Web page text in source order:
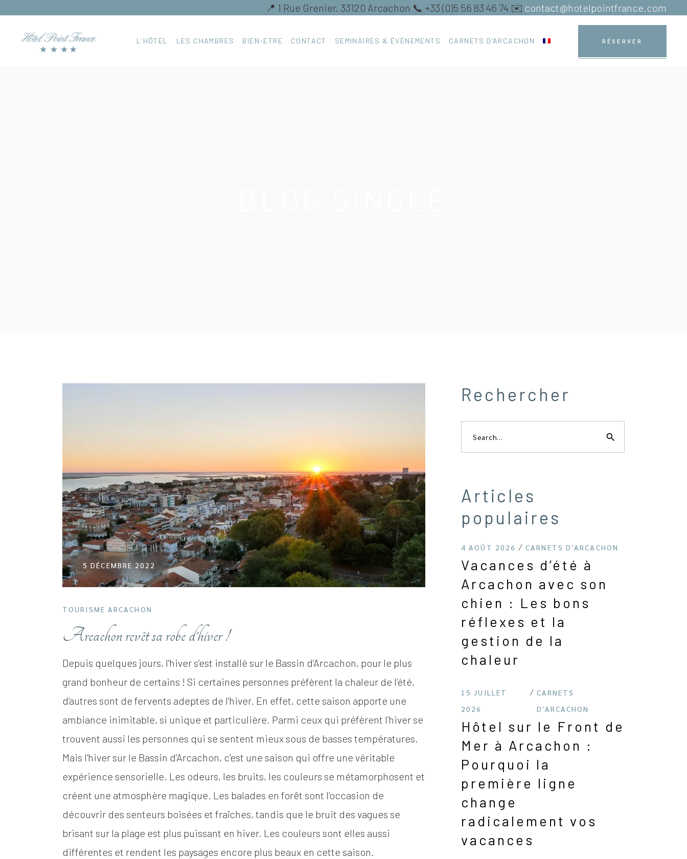
📍 1 Rue Grenier, 33120 Arcachon 📞 +33 (0)5 56 83 46 74 ✉️ contact@hotelpointfrance.com
L’HÔTEL LES CHAMBRES BIEN-ETRE CONTACT SEMINAIRES & ÉVÉNEMENTS CARNETS D’ARCACHON RÉSERVER
5 DÉCEMBRE 2022
TOURISME ARCACHON
Arcachon revêt sa robe d’hiver !
Depuis quelques jours, l’hiver s’est installé sur le Bassin d’Arcachon, pour le plus
grand bonheur de certains ! Si certaines personnes préfèrent la chaleur de l’été,
d’autres sont de fervents adeptes de l’hiver. En effet, cette saison apporte une
ambiance inimitable, si unique et particulière. Parmi ceux qui préfèrent l’hiver se
trouvent aussi les personnes qui se sentent mieux sous de basses températures.
Mais l’hiver sur le Bassin d’Arcachon, c’est une saison qui offre une véritable
expérience sensorielle. Les odeurs, les bruits, les couleurs se métamorphosent et
créent une atmosphère magique. Les balades en forêt sont l’occasion de
découvrir des senteurs boisées et fraîches, tandis que le bruit des vagues se
brisant sur la plage est plus puissant en hiver. Les couleurs sont elles aussi
différentes et rendent les paysages encore plus beaux en cette saison.
Rechercher
Search
search
Articles
populaires
4 AOÛT 2026 CARNETS D'ARCACHON
Vacances d’été à
Arcachon avec son
chien : Les bons
réflexes et la
gestion de la
chaleur
15 JUILLET
2026
CARNETS
D'ARCACHON
Hôtel sur le Front de
Mer à Arcachon :
Pourquoi la
première ligne
change
radicalement vos
vacances